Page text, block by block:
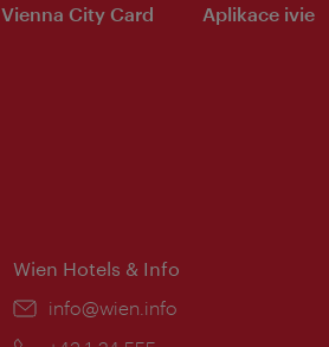
Vienna City Card Aplikace ivie
Wien Hotels & Info
E-
info@wien.info